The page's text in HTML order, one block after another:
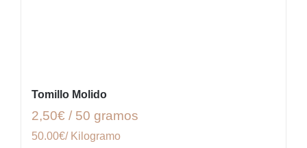
Tomillo Molido
2,50€ / 50 gramos
50.00€/ Kilogramo